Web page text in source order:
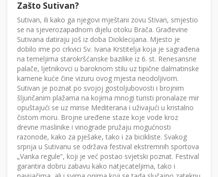
Zašto Sutivan?
Sutivan, ili kako ga njegovi mještani zovu Stivan, smjestio
se na sjeverozapadnom dijelu otoku Brača. Građevine
Sutivana datiraju još iz doba Dioklecijana. Mjesto je
dobilo ime po crkvici Sv. Ivana Krstitelja koja je sagrađena
na temeljima starokršćanske bazilike iz 6. st. Renesansne
palače, ljetnikovci u baroknom stilu uz tipične dalmatinske
kamene kuće čine vizuru ovog mjesta neodoljivom.
Sutivan je poznat po svojoj gostoljubovosti i brojnim
šljunčanim plažama na kojima mnogi turisti pronalaze mir
opuštajući se uz mirise Mediterana i uživajući u kristalno
čistom moru. Brojne uređene staze koje vode kroz
drevne maslinike i vinograde pružaju mogućnosti
razonode, kako za pješake, tako i za bicikliste. Svakog
srpnja u Sutivanu se održava festival ekstremnih sportova
„Vanka regule“, koji je već postao svjetski poznat. Festival
garantira dobru zabavu kako natjecateljima, tako i